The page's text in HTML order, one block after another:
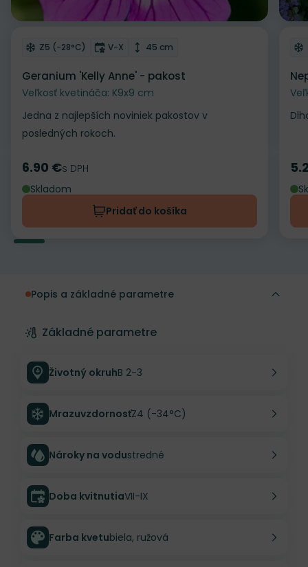
Odober do zoznamu želaní
Mrazuvzdornosť
Z5 (-28°C) Doba kvitnutia
V-X Výška rastliny
45 cm
Geranium 'Kelly Anne' - pakost
Veľkosť kvetináča: K9x9 cm
Jedna z najlepších noviniek pakostov v
posledných rokoch.
Cena
6.90 €s DPH
Skladom
Pridať do košíka
Popis a základné parametre
Základné parametre
Životný okruhB 2-3
MrazuvzdornosťZ4 (-34°C)
Nároky na vodustredné
Doba kvitnutiaVII-IX
Farba kvetubiela, ružová